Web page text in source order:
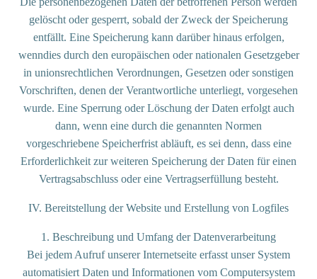
gelöscht oder gesperrt, sobald der Zweck der Speicherung
entfällt. Eine Speicherung kann darüber hinaus erfolgen,
wenndies durch den europäischen oder nationalen Gesetzgeber
in unionsrechtlichen Verordnungen, Gesetzen oder sonstigen
Vorschriften, denen der Verantwortliche unterliegt, vorgesehen
wurde. Eine Sperrung oder Löschung der Daten erfolgt auch
dann, wenn eine durch die genannten Normen
vorgeschriebene Speicherfrist abläuft, es sei denn, dass eine
Erforderlichkeit zur weiteren Speicherung der Daten für einen
Vertragsabschluss oder eine Vertragserfüllung besteht.
IV. Bereitstellung der Website und Erstellung von Logfiles
1. Beschreibung und Umfang der Datenverarbeitung
Bei jedem Aufruf unserer Internetseite erfasst unser System
automatisiert Daten und Informationen vom Computersystem